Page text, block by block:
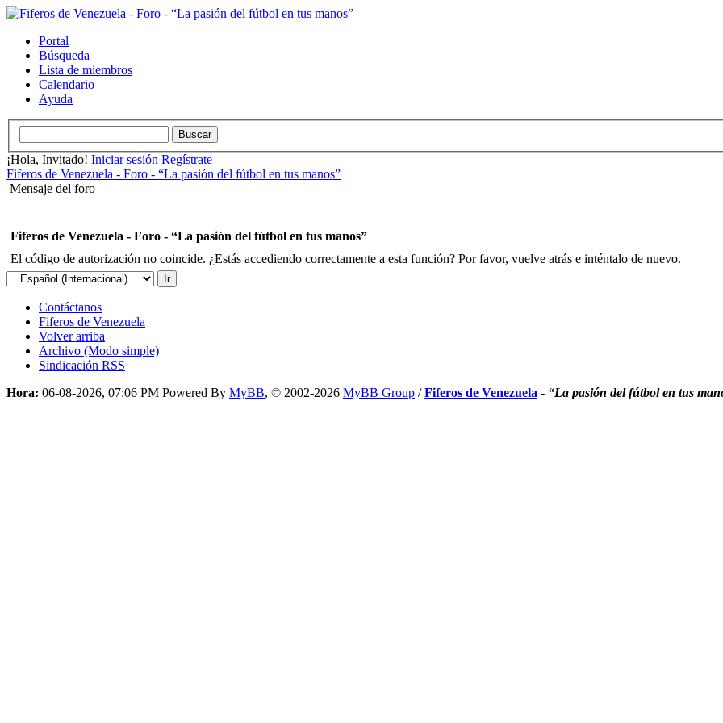
Portal
Búsqueda
Lista de miembros
Calendario
Ayuda
¡Hola, Invitado! Iniciar sesión Regístrate
Fiferos de Venezuela - Foro - “La pasión del fútbol en tus manos”
Mensaje del foro
Fiferos de Venezuela - Foro - “La pasión del fútbol en tus manos”
El código de autorización no coincide. ¿Estás accediendo correctamente a esta función? Por favor, vuelve atrás e inténtalo de nuevo.
Contáctanos
Fiferos de Venezuela
Volver arriba
Archivo (Modo simple)
Sindicación RSS
Hora: 06-08-2026, 07:06 PM Powered By MyBB, © 2002-2026 MyBB Group /Fiferos de Venezuela - “La pasión del fútbol en tus